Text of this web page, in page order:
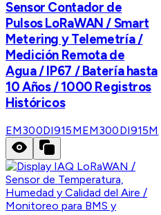
Sensor Contador de
Pulsos LoRaWAN / Smart
Metering y Telemetría /
Medición Remota de
Agua / IP67 / Batería hasta
10 Años / 1000 Registros
Históricos
EM300DI915MEM300DI915M